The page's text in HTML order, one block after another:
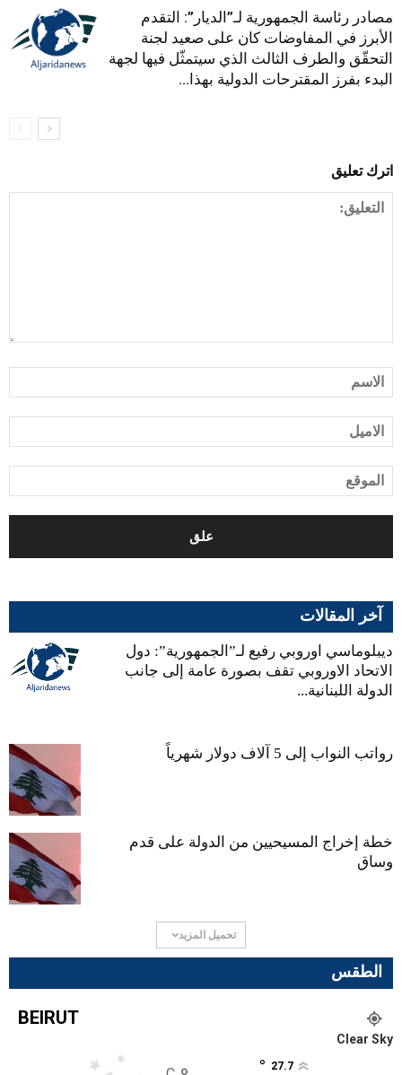
مصادر رئاسة الجمهورية لـ”الديار”: التقدم
الأبرز في المفاوضات كان على صعيد لجنة
التحقّق والطرف الثالث الذي سيتمثّل فيها لجهة
البدء بفرز المقترحات الدولية بهذا...
اترك تعليق
آخر المقالات
ديبلوماسي اوروبي رفيع لـ”الجمهورية”: دول
الاتحاد الاوروبي تقف بصورة عامة إلى جانب
الدولة اللبنانية...
رواتب النواب إلى 5 آلاف دولار شهرياً
خطة إخراج المسيحيين من الدولة على قدم
وساق
تحميل المزيد
الطقس
BEIRUT
Clear Sky
27.7
°